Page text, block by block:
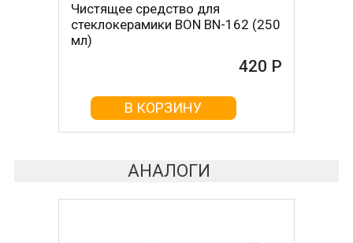
Чистящее средство для
стеклокерамики BON BN-162 (250
мл)
420 Р
В КОРЗИНУ
Скребок для ухода за
стеклокерамикой BON BN-603
В КОРЗИНУ
АНАЛОГИ